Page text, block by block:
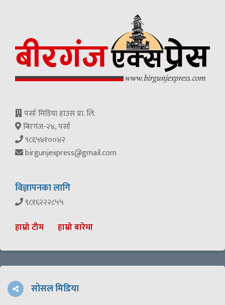
पर्सा मिडिया हाउस प्रा. लि.
बिरगंज-२४, पर्सा
९८६५४१००४२
birgunjexpress@gmail.com
विज्ञापनका लागि
९८१६२२२८५५
हाम्रो टीम हाम्रो बारेमा
सोसल मिडिया